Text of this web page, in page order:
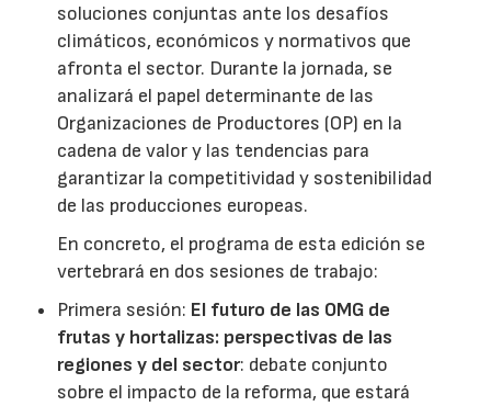
soluciones conjuntas ante los desafíos
climáticos, económicos y normativos que
afronta el sector. Durante la jornada, se
analizará el papel determinante de las
Organizaciones de Productores (OP) en la
cadena de valor y las tendencias para
garantizar la competitividad y sostenibilidad
de las producciones europeas.
En concreto, el programa de esta edición se
vertebrará en dos sesiones de trabajo:
Primera sesión: El futuro de las OMG de
frutas y hortalizas: perspectivas de las
regiones y del sector: debate conjunto
sobre el impacto de la reforma, que estará